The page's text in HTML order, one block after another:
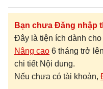
Bạn chưa Đăng nhập
Đây là tiện ích dành cho
Nâng cao 6 tháng trở
chi tiết Nội dung.
Nếu chưa có tài khoản,